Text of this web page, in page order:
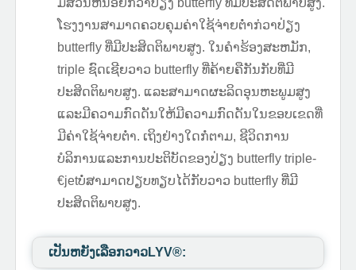
ໂຮງງານສາມາດຄວບຄຸມຄ່າໃຊ້ຈ່າຍຕ່ໍາກ່ວາປ່ຽງ
butterfly ທີ່ມີປະສິດຕິພາບສູງ. ໃນຄໍາຮ້ອງສະຫມັກ,
triple ຊົດເຊີຍວາວ butterfly ທີ່ຄ້າຍຄືກັນກັບທີ່ມີ
ປະສິດຕິພາບສູງ. ແລະສາມາດຜະລິດອຸນຫະພູມສູງ
ແລະມີຄວາມກົດດັນໃຫ້ມີຄວາມກົດດັນໃນຂອບເຂດທີ່
ມີຄ່າໃຊ້ຈ່າຍຕ່ໍາ. ເຖິງຢ່າງໃດກໍ່ຕາມ, ຊີວິດການ
ບໍລິການແລະການປະຕິບັດຂອງປ່ຽງ butterfly triple-
€jetບໍ່ສາມາດປຽບທຽບໄດ້ກັບວາວ butterfly ທີ່ມີ
ປະສິດຕິພາບສູງ.
ເປັນຫຍັງເລືອກວາວLYV®️: